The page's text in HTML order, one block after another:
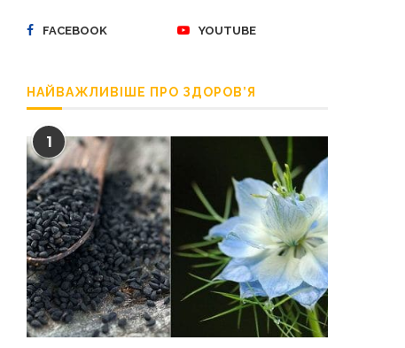
FACEBOOK YOUTUBE
НАЙВАЖЛИВІШЕ ПРО ЗДОРОВ’Я
1